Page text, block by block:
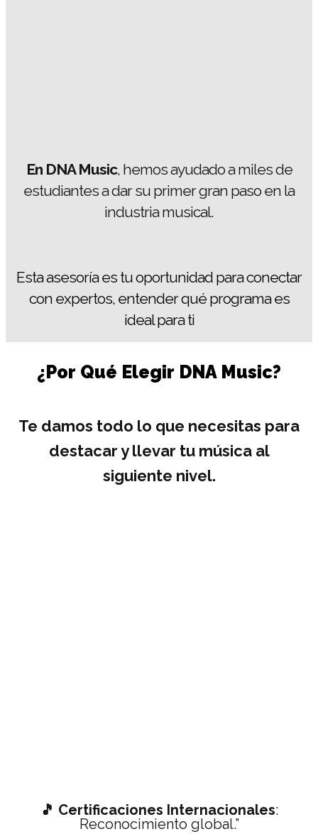
En DNA Music, hemos ayudado a miles de
estudiantes a dar su primer gran paso en la
industria musical.
Esta asesoría es tu oportunidad para conectar
con expertos, entender qué programa es
ideal para ti
¿Por Qué Elegir DNA Music?
Te damos todo lo que necesitas para
destacar y llevar tu música al
siguiente nivel.
🎵 Certificaciones Internacionales:
Reconocimiento global.”